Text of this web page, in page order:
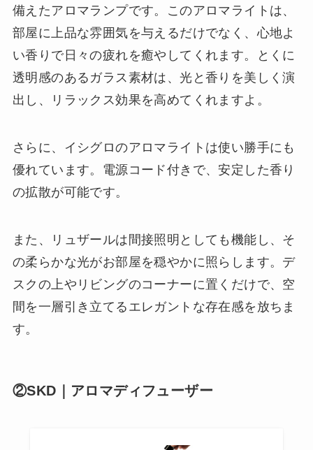
備えたアロマランプです。このアロマライトは、
部屋に上品な雰囲気を与えるだけでなく、心地よ
い香りで日々の疲れを癒やしてくれます。とくに
透明感のあるガラス素材は、光と香りを美しく演
出し、リラックス効果を高めてくれますよ。
さらに、イシグロのアロマライトは使い勝手にも
優れています。電源コード付きで、安定した香り
の拡散が可能です。
また、リュザールは間接照明としても機能し、そ
の柔らかな光がお部屋を穏やかに照らします。デ
スクの上やリビングのコーナーに置くだけで、空
間を一層引き立てるエレガントな存在感を放ちま
す。
②SKD｜アロマディフューザー